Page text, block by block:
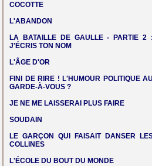
COCOTTE
L'ABANDON
LA BATAILLE DE GAULLE - PARTIE 2
J'ÉCRIS TON NOM
L'ÂGE D'OR
FINI DE RIRE ! L'HUMOUR POLITIQUE
GARDE-À-VOUS ?
JE NE ME LAISSERAI PLUS FAIRE
SOUDAIN
LE GARÇON QUI FAISAIT DANSER
COLLINES
L'ÉCOLE DU BOUT DU MONDE